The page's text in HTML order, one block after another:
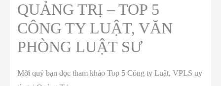
QUẢNG TRỊ – TOP 5
CÔNG TY LUẬT, VĂN
PHÒNG LUẬT SƯ
Mời quý bạn đọc tham khảo Top 5 Công ty Luật, VPLS uy